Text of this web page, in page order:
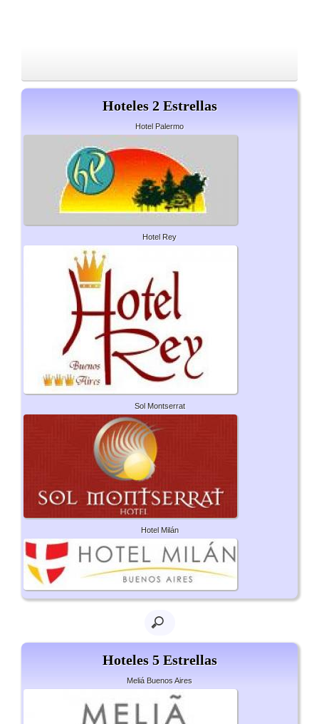
Hoteles 2 Estrellas
Hotel Palermo
Hotel Rey
Sol Montserrat
Hotel Milán
Hoteles 5 Estrellas
Meliá Buenos Aires